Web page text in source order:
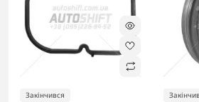
Закінчився